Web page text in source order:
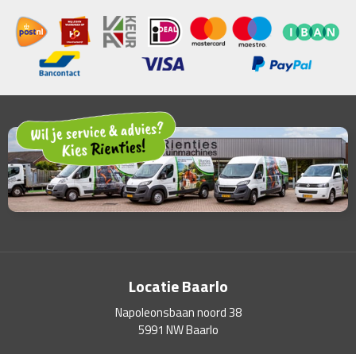
Locatie Baarlo
Napoleonsbaan noord 38
5991 NW Baarlo